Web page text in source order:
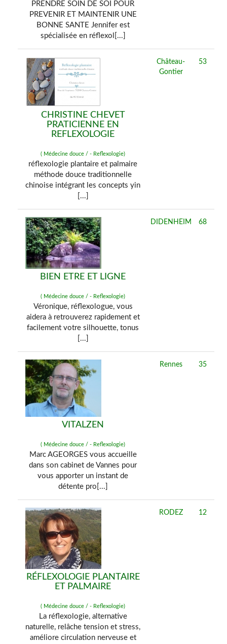
PRENDRE SOIN DE SOI POUR
PREVENIR ET MAINTENIR UNE
BONNE SANTE Jennifer est
spécialisée en réflexol[...]
CHRISTINE CHEVET
PRATICIENNE EN
REFLEXOLOGIE
( Médecine douce / - Reflexologie)
réflexologie plantaire et palmaire
méthode douce traditionnelle
chinoise intégrant les concepts yin
[...]
Château-
Gontier
53
BIEN ETRE ET LIGNE
( Médecine douce / - Reflexologie)
Véronique, réflexologue, vous
aidera à retrouverez rapidement et
facilement votre silhouette, tonus
[...]
DIDENHEIM 68
VITALZEN
( Médecine douce / - Reflexologie)
Marc AGEORGES vous accueille
dans son cabinet de Vannes pour
vous apporter un instant de
détente pro[...]
Rennes 35
RÉFLEXOLOGIE PLANTAIRE
ET PALMAIRE
( Médecine douce / - Reflexologie)
La réflexologie, alternative
naturelle, relâche tension et stress,
améliore circulation nerveuse et
RODEZ 12